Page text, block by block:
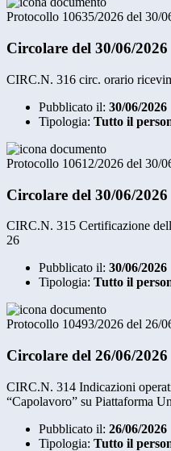
Protocollo 10635/2026 del 30/
Circolare del 30/06/2026
CIRC.N. 316 circ. orario
Pubblicato il: 30/06/2026
Tipologia: Tutto il
Protocollo 10612/2026 del 30/
Circolare del 30/06/2026
CIRC.N. 315 Certificazione
26
Pubblicato il: 30/06/2026
Tipologia: Tutto il
Protocollo 10493/2026 del 26/
Circolare del 26/06/2026
CIRC.N. 314 Indicazioni
“Capolavoro” su Piattaforma
Pubblicato il: 26/06/2026
Tipologia: Tutto il